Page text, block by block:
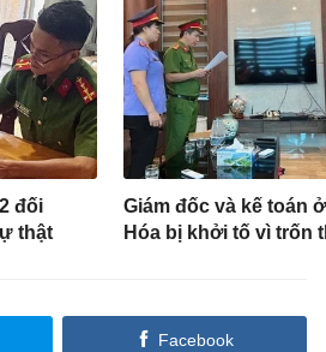
đối
thật
Giám đốc và kế toán
Hóa bị khởi tố vì trốn
Facebook